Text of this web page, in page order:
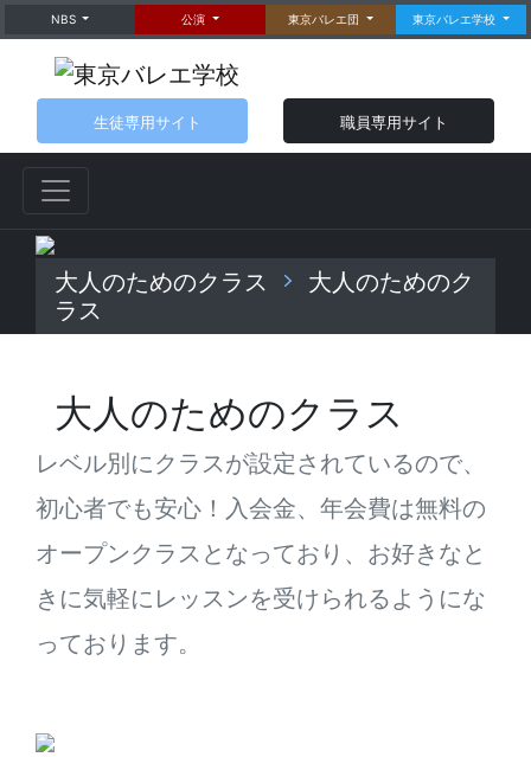
NBS 公演 東京バレエ団 東京バレエ学校
生徒専用サイト 職員専用サイト
大人のためのクラス
大人のためのク
ラス
大人のためのクラス
レベル別にクラスが設定されているので、
初心者でも安心！入会金、年会費は無料の
オープンクラスとなっており、お好きなと
きに気軽にレッスンを受けられるようにな
っております。